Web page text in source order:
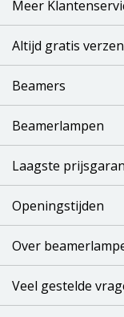
Meer
Altijd gratis
Beamers
Beamerlampen
Laagste
Openingstijden
Over
Veel gestelde